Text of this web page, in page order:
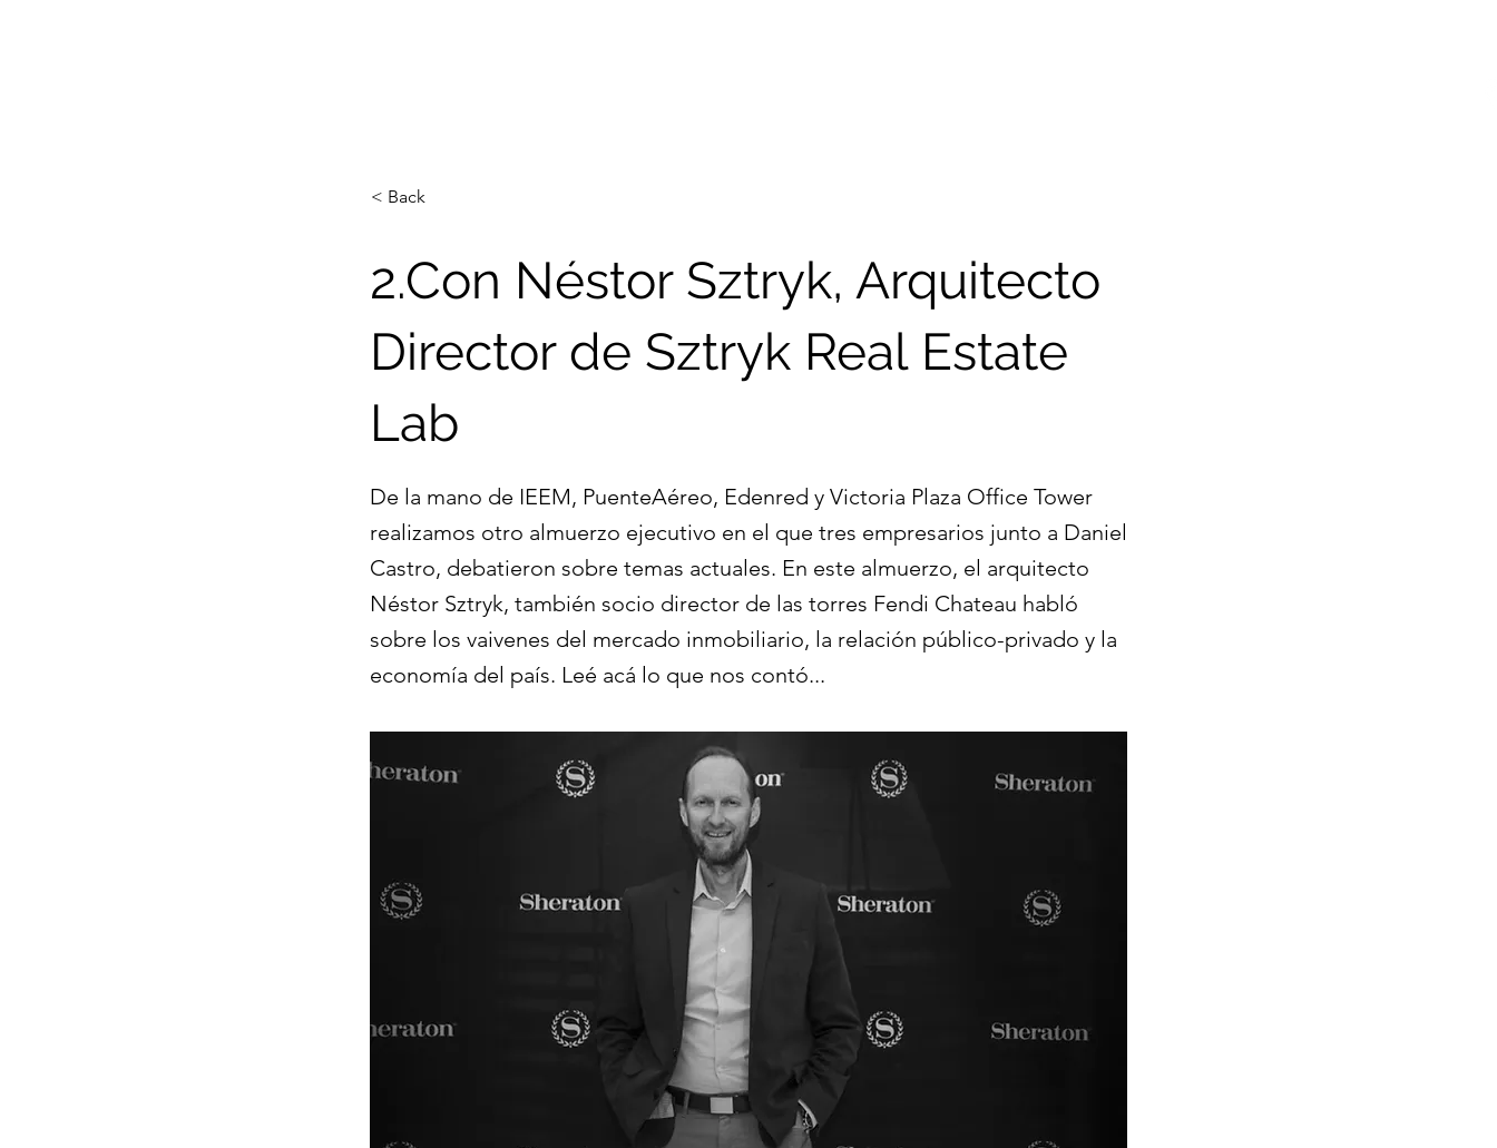
< Back
2.Con Néstor Sztryk, Arquitecto
Director de Sztryk Real Estate
Lab
De la mano de IEEM, PuenteAéreo, Edenred y Victoria Plaza Office Tower
realizamos otro almuerzo ejecutivo en el que tres empresarios junto a Daniel
Castro, debatieron sobre temas actuales. En este almuerzo, el arquitecto
Néstor Sztryk, también socio director de las torres Fendi Chateau habló
sobre los vaivenes del mercado inmobiliario, la relación público-privado y la
economía del país. Leé acá lo que nos contó...